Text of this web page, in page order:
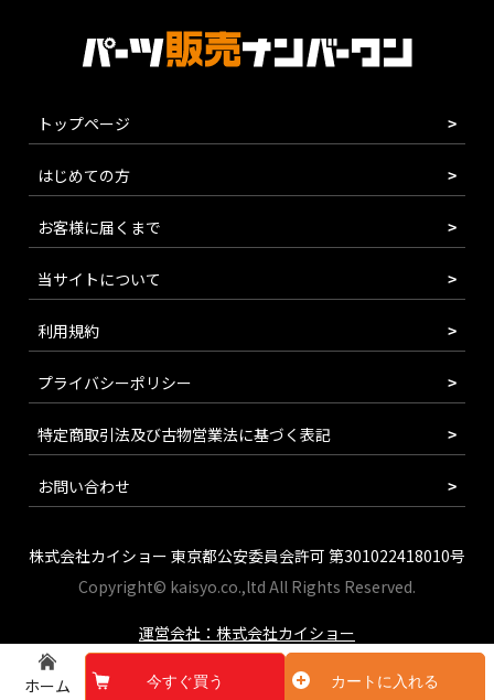
ホーム 今すぐ買う カートに入れる
トップページ
はじめての方
お客様に届くまで
当サイトについて
利用規約
プライバシーポリシー
特定商取引法及び古物営業法に基づく表記
お問い合わせ
株式会社カイショー 東京都公安委員会許可 第301022418010号
Copyright© kaisyo.co.,ltd All Rights Reserved.
運営会社：株式会社カイショー